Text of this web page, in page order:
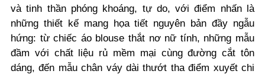
và tinh thần phóng khoáng, tự do, với điểm nhấn là
những thiết kế mang họa tiết nguyên bản đầy ngẫu
hứng: từ chiếc áo blouse thắt nơ nữ tính, những mẫu
đầm với chất liệu rủ mềm mại cùng đường cắt tôn
dáng, đến mẫu chân váy dài thướt tha điểm xuyết chi